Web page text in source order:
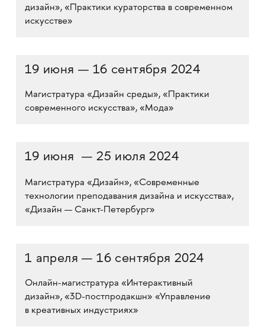
дизайн», «Практики кураторства в современном
искусстве»
19 июня — 16 сентября 2024
Магистратура «Дизайн среды», «Практики
современного искусства», «Мода»
19 июня — 25 июля 2024
Магистратура «Дизайн», «Современные
технологии преподавания дизайна и искусства»,
«Дизайн — Санкт-Петербург»
1 апреля — 16 сентября 2024
Онлайн-магистратура «Интерактивный
дизайн», «3D-постпродакшн» «Управление
в креативных индустриях»